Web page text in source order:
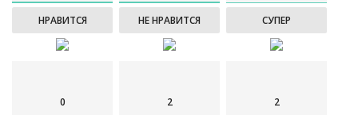
НРАВИТСЯ НЕ НРАВИТСЯ СУПЕР
0 2 2